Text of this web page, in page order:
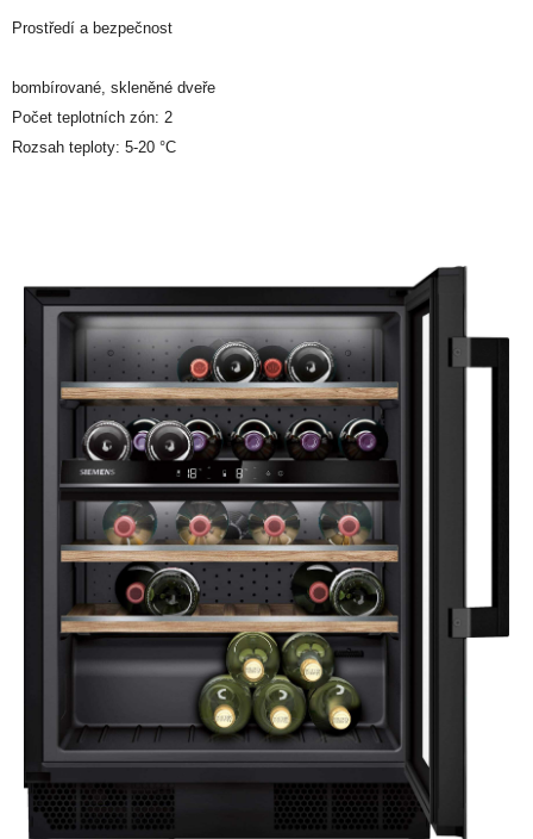
Prostředí a bezpečnost
bombírované, skleněné dveře
Počet teplotních zón: 2
Rozsah teploty: 5-20 °C